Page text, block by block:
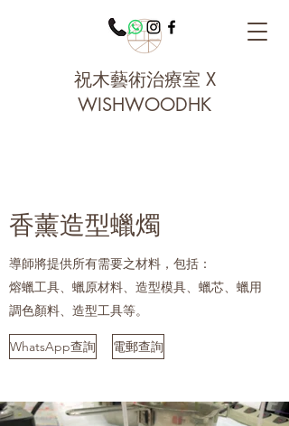
祝木藝術治療室 X
WISHWOODHK
香薰造型蠟燭
導師將提供所有需要之材料，包括：
熔蠟工具、蠟原材料、造型模具、蠟芯、蠟用
調色顏料、造型工具等。
WhatsApp查詢 電郵查詢